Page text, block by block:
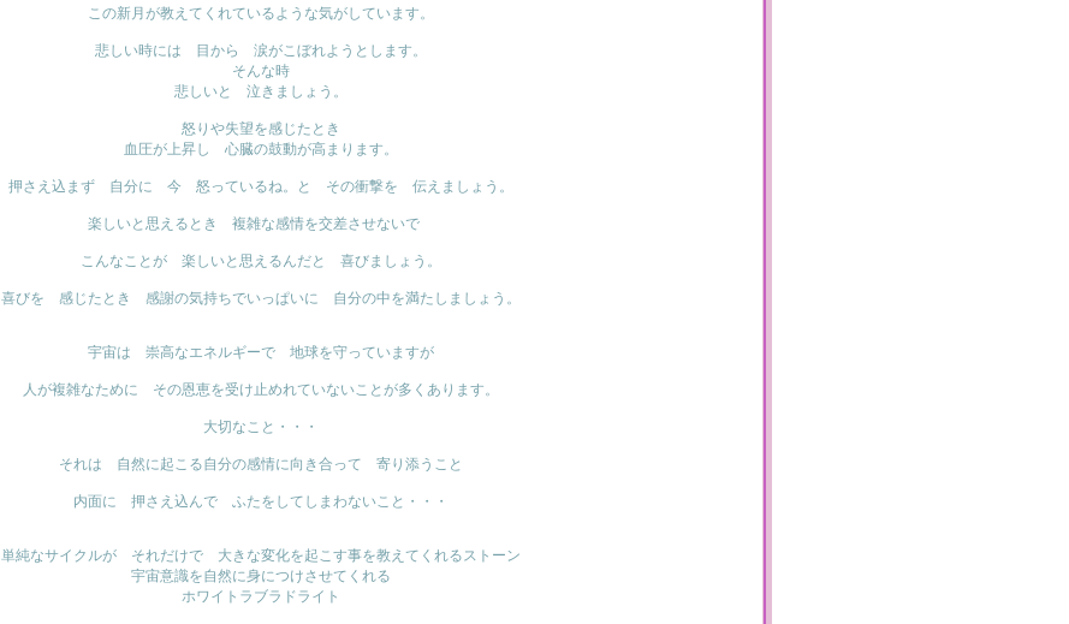
この新月が教えてくれているような気がしています。
悲しい時には 目から 涙がこぼれようとします。
そんな時
悲しいと 泣きましょう。
怒りや失望を感じたとき
血圧が上昇し 心臓の鼓動が高まります。
押さえ込まず 自分に 今 怒っているね。と その衝撃を 伝えましょう。
楽しいと思えるとき 複雑な感情を交差させないで
こんなことが 楽しいと思えるんだと 喜びましょう。
喜びを 感じたとき 感謝の気持ちでいっぱいに 自分の中を満たしましょう。
宇宙は 崇高なエネルギーで 地球を守っていますが
人が複雑なために その恩恵を受け止めれていないことが多くあります。
大切なこと・・・
それは 自然に起こる自分の感情に向き合って 寄り添うこと
内面に 押さえ込んで ふたをしてしまわないこと・・・
単純なサイクルが それだけで 大きな変化を起こす事を教えてくれるストーン
宇宙意識を自然に身につけさせてくれる
ホワイトラブラドライト